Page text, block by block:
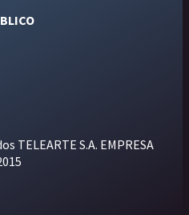
TELEARTE S.A. EMPRESA